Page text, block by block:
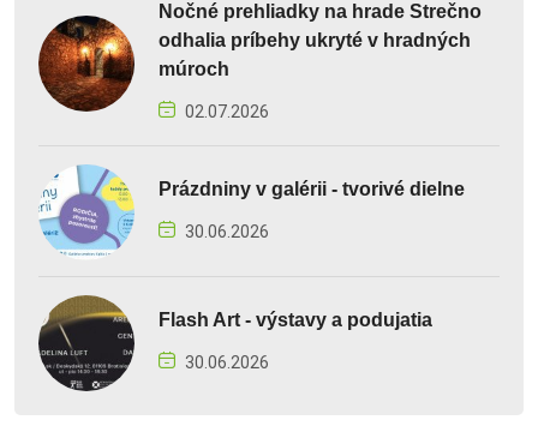
Nočné prehliadky na hrade Strečno
odhalia príbehy ukryté v hradných
múroch
02.07.2026
Prázdniny v galérii - tvorivé dielne
30.06.2026
Flash Art - výstavy a podujatia
30.06.2026